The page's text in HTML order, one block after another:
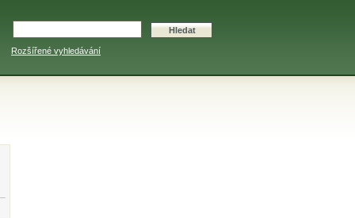
Rozšířené vyhledávání